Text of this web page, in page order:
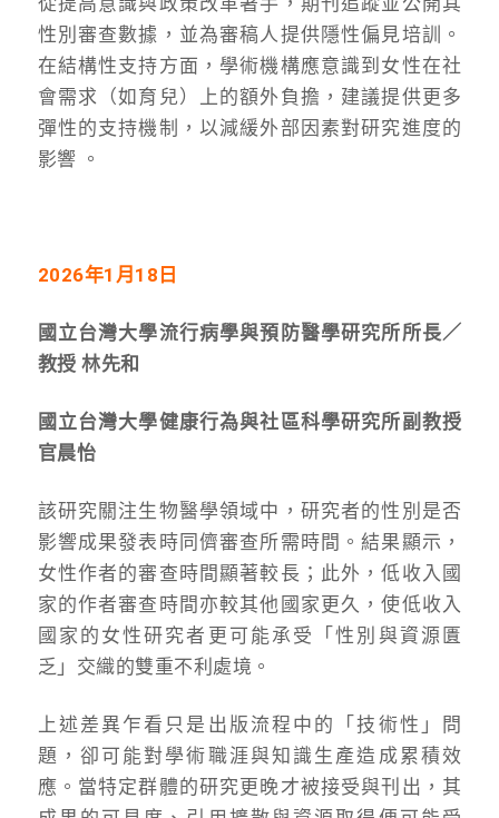
性別審查數據，並為審稿人提供隱性偏見培訓。
在結構性支持方面，學術機構應意識到女性在社
會需求（如育兒）上的額外負擔，建議提供更多
彈性的支持機制，以減緩外部因素對研究進度的
影響 。
2026年1月18日
國立台灣大學流行病學與預防醫學研究所所長／
教授 林先和
國立台灣大學健康行為與社區科學研究所副教授
官晨怡
該研究關注生物醫學領域中，研究者的性別是否
影響成果發表時同儕審查所需時間。結果顯示，
女性作者的審查時間顯著較長；此外，低收入國
家的作者審查時間亦較其他國家更久，使低收入
國家的女性研究者更可能承受「性別與資源匱
乏」交織的雙重不利處境。
上述差異乍看只是出版流程中的「技術性」問
題，卻可能對學術職涯與知識生產造成累積效
應。當特定群體的研究更晚才被接受與刊出，其